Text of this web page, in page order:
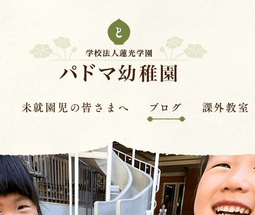
未就園児の皆さまへ
次年度園児募集要項
保護者さまの声
見学会・体験保育・説明
ブログ
はすの実ダイアリー
赤色赤光
課外教室
キンダースクー
体操教室